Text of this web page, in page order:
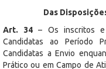
Das
Art. 34– Os inscritos
Candidatas ao Período
Candidatas a Envio
Prático ou em Campo de